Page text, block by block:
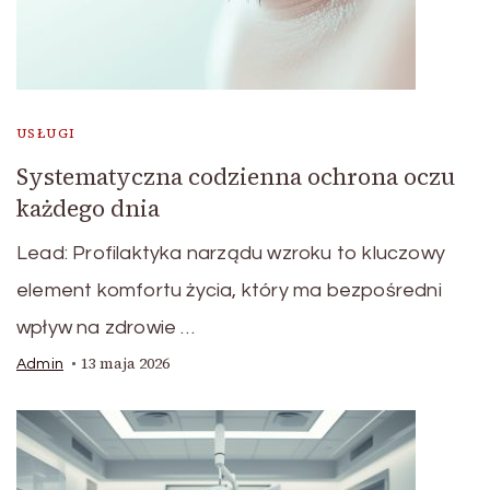
USŁUGI
Systematyczna codzienna ochrona oczu
każdego dnia
Lead: Profilaktyka narządu wzroku to kluczowy
element komfortu życia, który ma bezpośredni
wpływ na zdrowie …
Admin 13 maja 2026